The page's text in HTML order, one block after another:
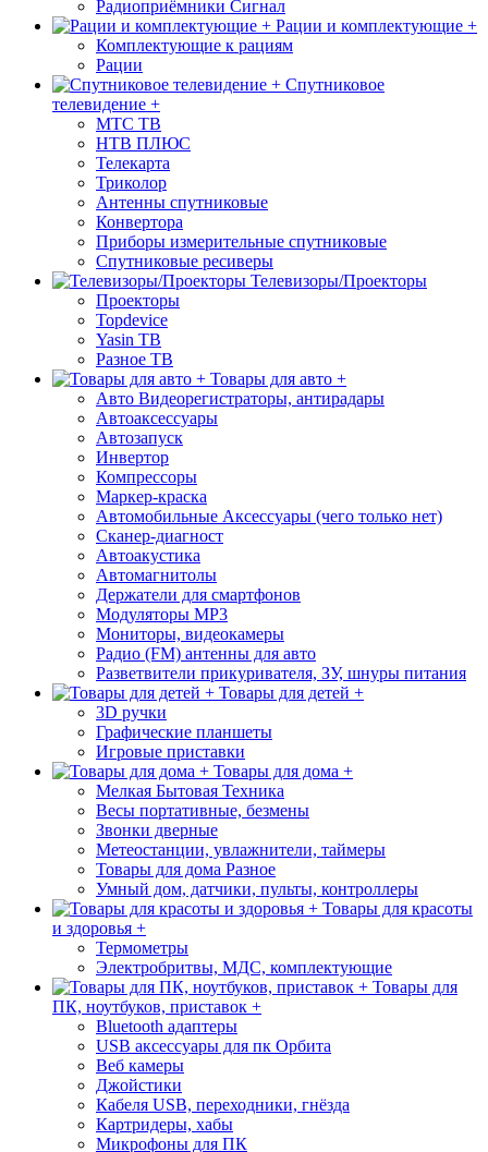
Радиоприёмники Сигнал
Рации и комплектующие +
Комплектующие к рациям
Рации
Спутниковое
телевидение +
МТС ТВ
НТВ ПЛЮС
Телекарта
Триколор
Антенны спутниковые
Конвертора
Приборы измерительные спутниковые
Спутниковые ресиверы
Телевизоры/Проекторы
Проекторы
Topdevice
Yasin ТВ
Разное ТВ
Товары для авто +
Авто Видеорегистраторы, антирадары
Автоаксессуары
Автозапуск
Инвертор
Компрессоры
Маркер-краска
Автомобильные Аксессуары (чего только нет)
Сканер-диагност
Автоакустика
Автомагнитолы
Держатели для смартфонов
Модуляторы МР3
Мониторы, видеокамеры
Радио (FM) антенны для авто
Разветвители прикуривателя, ЗУ, шнуры питания
Товары для детей +
3D ручки
Графические планшеты
Игровые приставки
Товары для дома +
Мелкая Бытовая Техника
Весы портативные, безмены
Звонки дверные
Метеостанции, увлажнители, таймеры
Товары для дома Разное
Умный дом, датчики, пульты, контроллеры
Товары для красоты
и здоровья +
Термометры
Электробритвы, МДС, комплектующие
Товары для
ПК, ноутбуков, приставок +
Bluetooth адаптеры
USB аксессуары для пк Орбита
Веб камеры
Джойстики
Кабеля USB, переходники, гнёзда
Картридеры, хабы
Микрофоны для ПК